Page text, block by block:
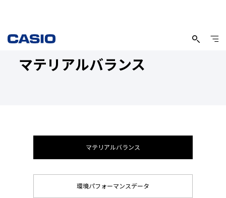
マテリアルバランス
マテリアルバランス
環境パフォーマンスデータ